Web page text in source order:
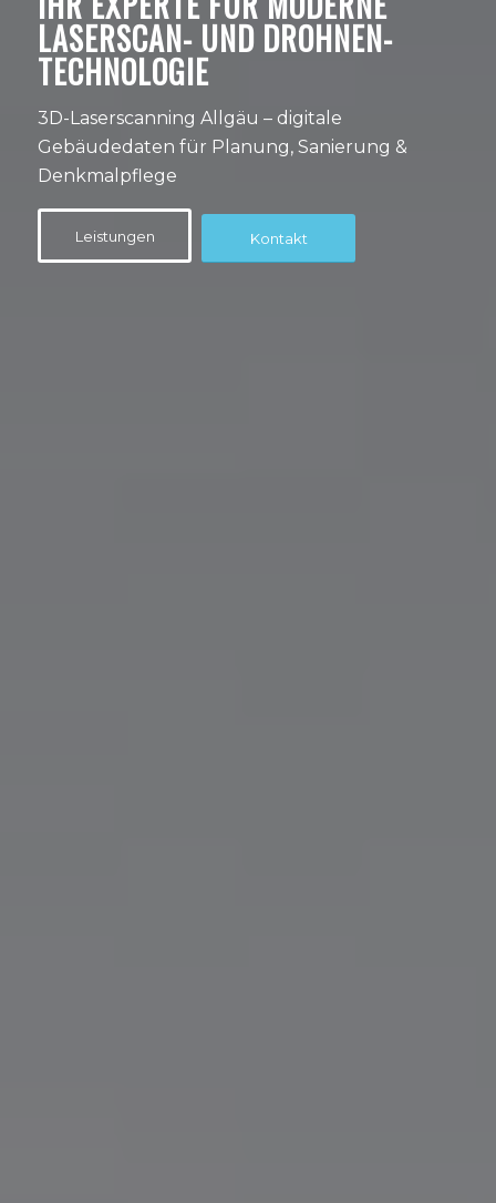
LASERSCAN- UND DROHNEN-
TECHNOLOGIE
3D-Laserscanning Allgäu – digitale
Gebäudedaten für Planung, Sanierung &
Denkmalpflege
Leistungen Kontakt